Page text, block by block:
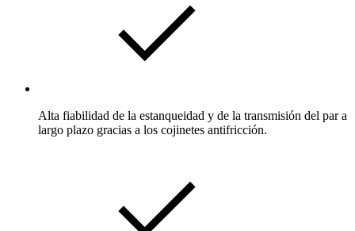
Alta fiabilidad de la estanqueidad y de la transmisión del par a
largo plazo gracias a los cojinetes antifricción.